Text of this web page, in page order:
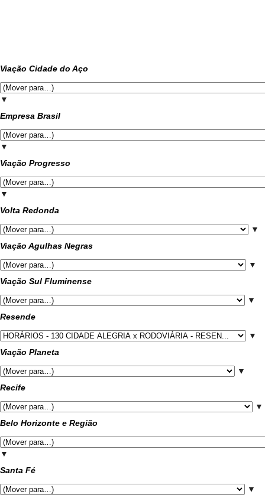
Viação Cidade do Aço
▼
Empresa Brasil
▼
Viação Progresso
▼
Volta Redonda
▼
Viação Agulhas Negras
▼
Viação Sul Fluminense
▼
Resende
▼
Viação Planeta
▼
Recife
▼
Belo Horizonte e Região
▼
Santa Fé
▼